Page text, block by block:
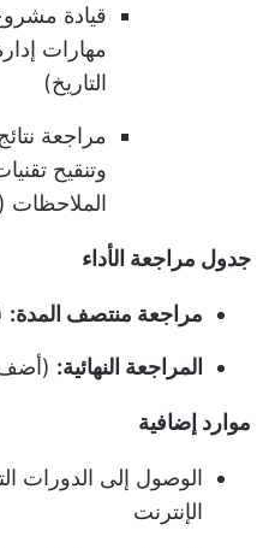
قيادة
مهارات
التاريخ)
مراجعة
وتنقيح
الملاحظات
جدول مراجعة الأداء
مراجعة منتصف المدة:
المراجعة النهائية: (أضف
موارد إضافية
الوصول إلى الدورات
الإنترنت